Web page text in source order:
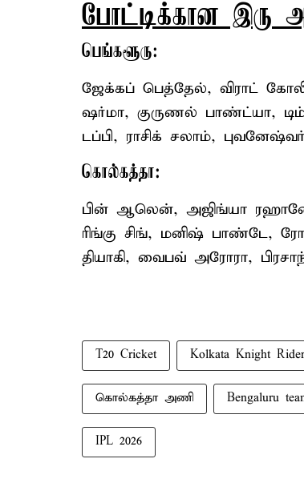
போட்டிக்கான இரு
பெங்களூரு:
ஜேக்கப் பெத்தேல், விராட்
ஷர்மா, குருணல் பாண்ட்யா,
டப்பி, ராசிக் சலாம்,
கொல்கத்தா:
பின் ஆலென், அஜிங்யா ரஹானே
ரிங்கு சிங், மனிஷ் பாண்டே,
தியாகி, வைபவ் அரோரா,
T20 Cricket Kolkata Knight
கொல்கத்தா அணி Bengaluru
IPL 2026